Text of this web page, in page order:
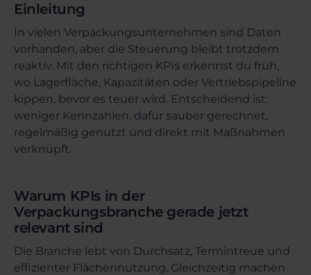
Einleitung
In vielen Verpackungsunternehmen sind Daten
vorhanden, aber die Steuerung bleibt trotzdem
reaktiv. Mit den richtigen KPIs erkennst du früh,
wo Lagerfläche, Kapazitäten oder Vertriebspipeline
kippen, bevor es teuer wird. Entscheidend ist:
weniger Kennzahlen, dafür sauber gerechnet,
regelmäßig genutzt und direkt mit Maßnahmen
verknüpft.
Warum KPIs in der
Verpackungsbranche gerade jetzt
relevant sind
Die Branche lebt von Durchsatz, Termintreue und
effizienter Flächennutzung. Gleichzeitig machen